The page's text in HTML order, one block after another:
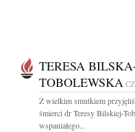
TERESA
TOBOLEWSKA
Z wielkim smutkiem
śmierci dr Teresy Bilskiej-
wspaniałego...